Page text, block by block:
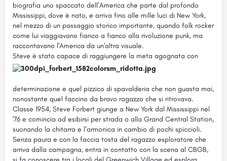
biografia uno spaccato dell’America che parte dal profondo
Mississippi, dove è nato, e arriva fino alle mille luci di New York,
nel mezzo di un passaggio storico importante, quando folk rocker
come lui viaggiavano fianco a fianco alla rivoluzione punk, ma
raccontavano l'America da un'altra visuale.
Steve è stato capace di raggiungere la meta agognata con
determinazione e quel pizzico di spavalderia che non guasta mai,
nonostante quel faccino da bravo ragazzo che si ritrovava.
Classe 1954, Steve Forbert giunge a New York dal Mississippi nel
'76 e comincia ad esibirsi per strada o alla Grand Central Station,
suonando la chitarra e l’armonica in cambio di pochi spiccioli.
Senza paura e con la faccia tosta del ragazzo esploratore che
arriva dalla campagna, entra in contatto con la scena al CBGB,